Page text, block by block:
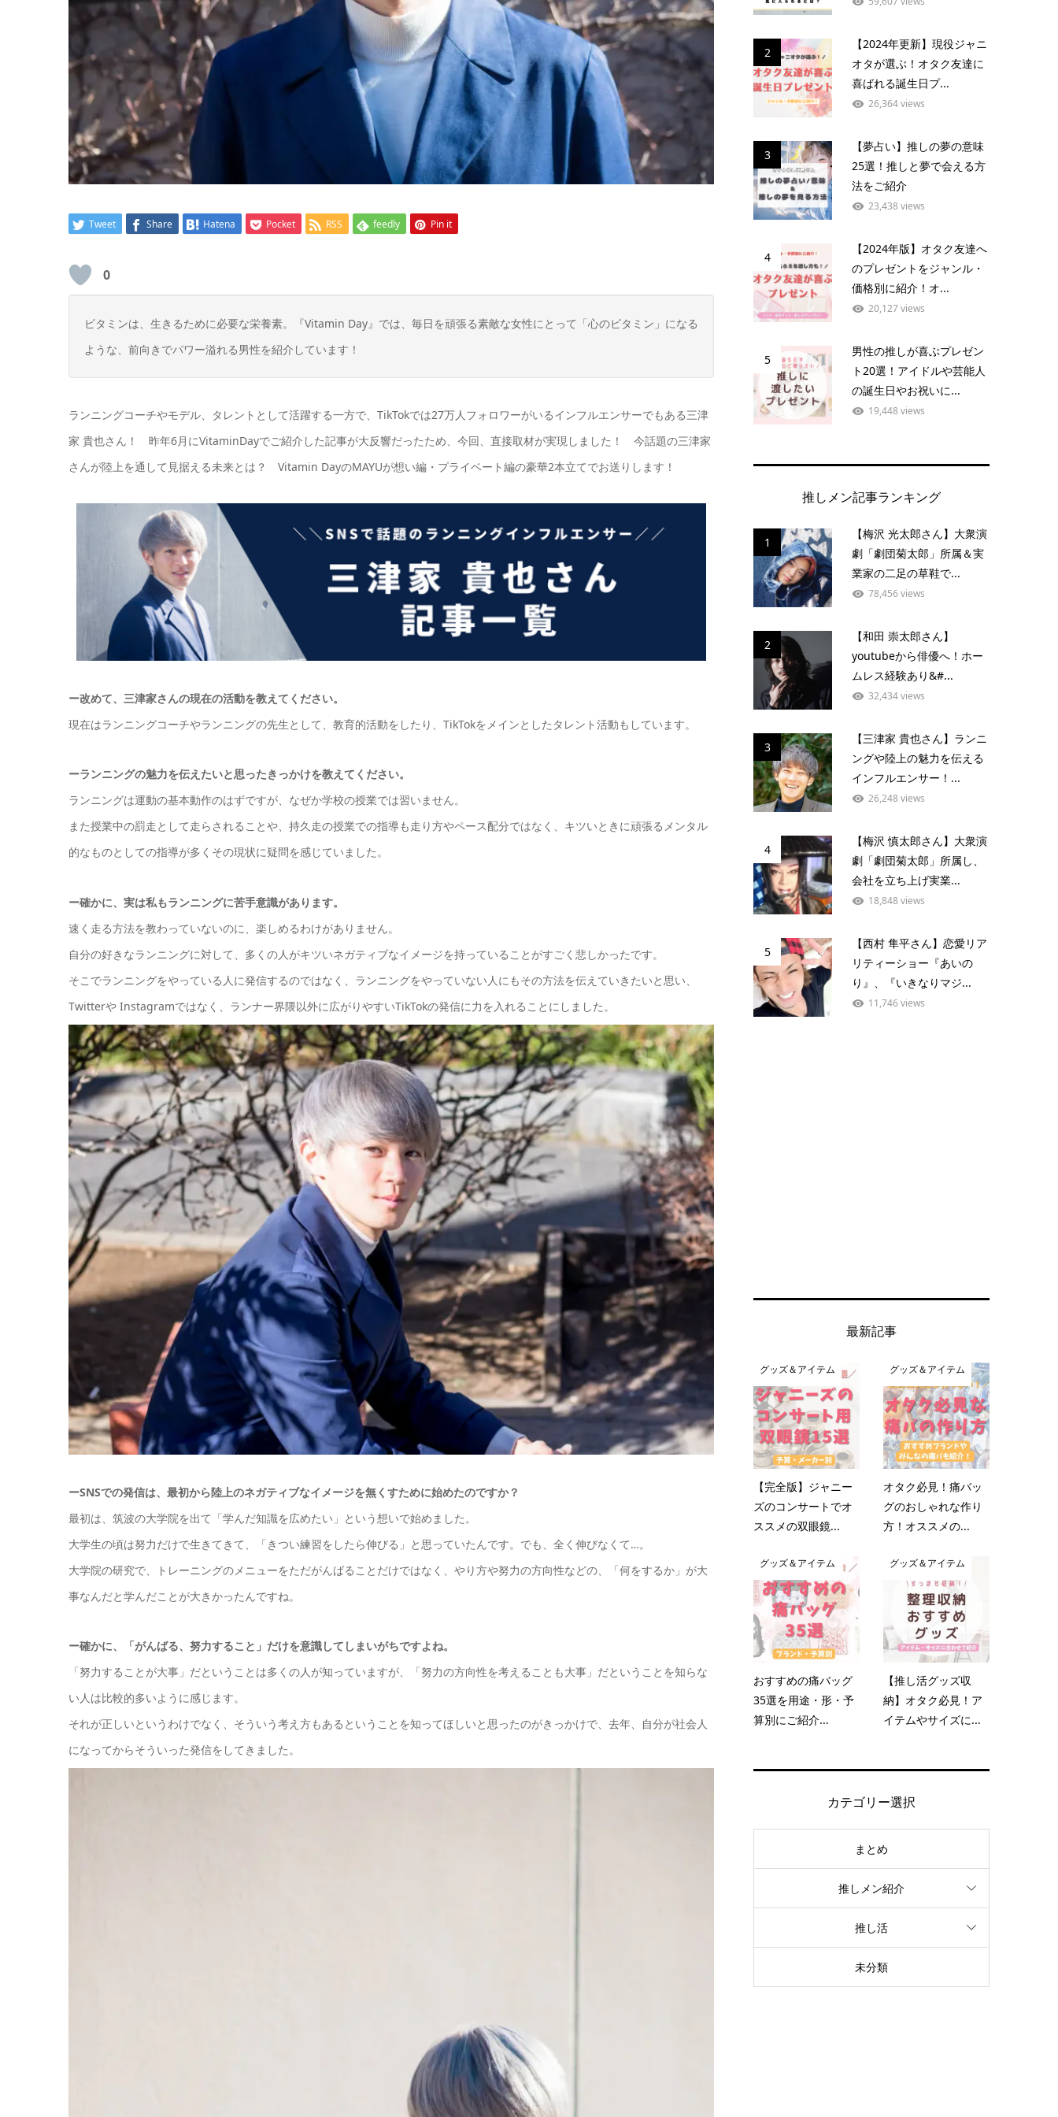
Tweet Share Hatena Pocket RSS feedly Pin it
0
ビタミンは、生きるために必要な栄養素。『Vitamin Day』では、毎日を頑張る素敵な女性にとって「心のビタミン」になる
ような、前向きでパワー溢れる男性を紹介しています！
ランニングコーチやモデル、タレントとして活躍する一方で、 TikTokでは27万人フォロワーがいるインフルエンサーでもある三津
家 貴也さん！ 昨年6月にVitaminDayでご紹介した記事が大反響だったため、今回、直接取材が実現しました！ 今話題の三津家
さんが陸上を通して見据える未来とは？ Vitamin DayのMAYUが想い編・プライベート編の豪華2本立てでお送りします！
ー改めて、三津家さんの現在の活動を教えてください。
現在はランニングコーチやランニングの先生として、教育的活動をしたり、TikTokをメインとしたタレント活動もしています。
ーランニングの魅力を伝えたいと思ったきっかけを教えてください。
ランニングは運動の基本動作のはずですが、なぜか学校の授業では習いません。
また授業中の罰走として走らされることや、持久走の授業での指導も走り方やペース配分ではなく、キツいときに頑張るメンタル
的なものとしての指導が多くその現状に疑問を感じていました。
ー確かに、実は私もランニングに苦手意識があります。
速く走る方法を教わっていないのに、楽しめるわけがありません。
自分の好きなランニングに対して、多くの人がキツいネガティブなイメージを持っていることがすごく悲しかったです。
そこでランニングをやっている人に発信するのではなく、ランニングをやっていない人にもその方法を伝えていきたいと思い、
Twitterや Instagramではなく、ランナー界隈以外に広がりやすいTikTokの発信に力を入れることにしました。
ーSNSでの発信は、最初から陸上のネガティブなイメージを無くすために始めたのですか？
最初は、筑波の大学院を出て「学んだ知識を広めたい」という想いで始めました。
大学生の頃は努力だけで生きてきて、「きつい練習をしたら伸びる」と思っていたんです。でも、全く伸びなくて…。
大学院の研究で、トレーニングのメニューをただがんばることだけではなく、やり方や努力の方向性などの、「何をするか」が大
事なんだと学んだことが大きかったんですね。
ー確かに、「がんばる、努力すること」だけを意識してしまいがちですよね。
「努力することが大事」だということは多くの人が知っていますが、「努力の方向性を考えることも大事」だということを知らな
い人は比較的多いように感じます。
それが正しいというわけでなく、そういう考え方もあるということを知ってほしいと思ったのがきっかけで、去年、自分が社会人
になってからそういった発信をしてきました。
2
【2024年更新】現役ジャニ
オタが選ぶ！オタク友達に
喜ばれる誕生日プ...
26,364 views
3
【夢占い】推しの夢の意味
25選！推しと夢で会える方
法をご紹介
23,438 views
4
【2024年版】オタク友達へ
のプレゼントをジャンル・
価格別に紹介！オ...
20,127 views
5
男性の推しが喜ぶプレゼン
ト20選！アイドルや芸能人
の誕生日やお祝いに...
19,448 views
推しメン記事ランキング
1
【梅沢 光太郎さん】大衆演
劇「劇団菊太郎」所属＆実
業家の二足の草鞋で...
78,456 views
2
【和田 崇太郎さん】
youtubeから俳優へ！ホー
ムレス経験あり&#...
32,434 views
3
【三津家 貴也さん】ランニ
ングや陸上の魅力を伝える
インフルエンサー！...
26,248 views
4
【梅沢 慎太郎さん】大衆演
劇「劇団菊太郎」所属し、
会社を立ち上げ実業...
18,848 views
5
【西村 隼平さん】恋愛リア
リティーショー『あいの
り』、『いきなりマジ...
11,746 views
最新記事
グッズ＆アイテム
【完全版】ジャニー
ズのコンサートでオ
ススメの双眼鏡...
グッズ＆アイテム
オタク必見！痛バッ
グのおしゃれな作り
方！オススメの...
グッズ＆アイテム
おすすめの痛バッグ
35選を用途・形・予
算別にご紹介...
グッズ＆アイテム
【推し活グッズ収
納】オタク必見！ア
イテムやサイズに...
カテゴリー選択
まとめ
推しメン紹介
推し活
未分類